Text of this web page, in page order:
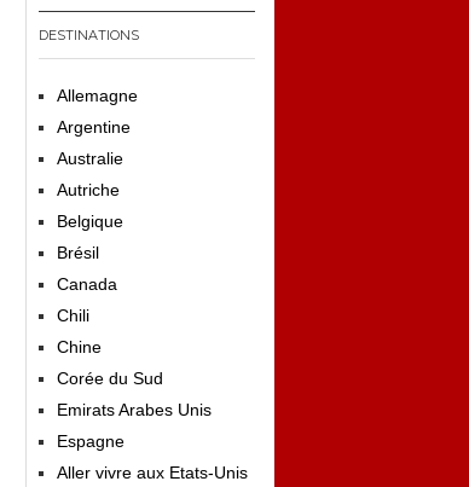
DESTINATIONS
Allemagne
Argentine
Australie
Autriche
Belgique
Brésil
Canada
Chili
Chine
Corée du Sud
Emirats Arabes Unis
Espagne
Aller vivre aux Etats-Unis